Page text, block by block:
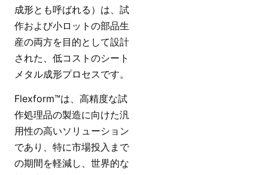
成形とも呼ばれる）は、試
作および小ロットの部品生
産の両方を目的として設計
された、低コストのシート
メタル成形プロセスです。
Flexform™は、高精度な試
作処理品の製造に向けた汎
用性の高いソリューション
であり、特に市場投入まで
の期間を軽減し、世界的な